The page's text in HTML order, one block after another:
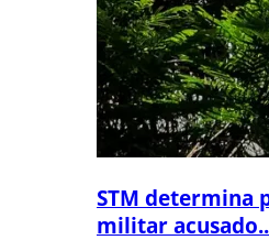
STM determina
militar